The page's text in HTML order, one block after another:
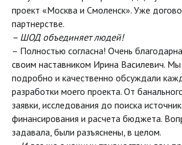
проект «Москва и Смоленск». Уже
партнерстве.
– ШОД объединяет людей!
– Полностью согласна! Очень
своим наставником Ирина Василевич. Мы
подробно и качественно обсуждали
разработки моего проекта. От
заявки, исследования до поиска
финансирования и расчета бюджета.
задавала, были разъяснены, в целом.